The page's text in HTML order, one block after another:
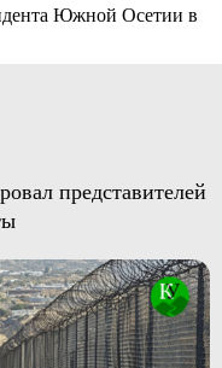
Южной Осетии в
представителей